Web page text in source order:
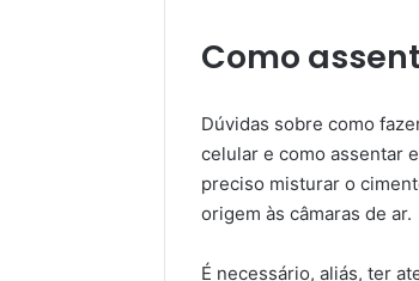
Como
Dúvidas sobre como
celular e como assentar
preciso misturar o
origem às câmaras de ar.
É necessário, aliás, ter